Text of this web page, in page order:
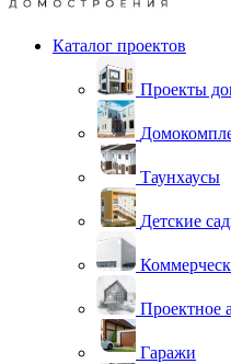
Каталог проектов
Проекты
Таунхаусы
Детские
Проектное
Гаражи